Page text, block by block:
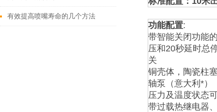
有效提高喷嘴寿命的几个方法
功能配置:
带智能关闭功能
压和20秒延时总
关
铜壳体，陶瓷柱
轴泵（意大利*）
压力及温度状态
带过载热继电器